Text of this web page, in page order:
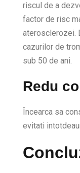
riscul de a
factor de risc
aterosclerozei.
cazurilor de
sub 50 de ani.
Redu
Încearca sa
evitati